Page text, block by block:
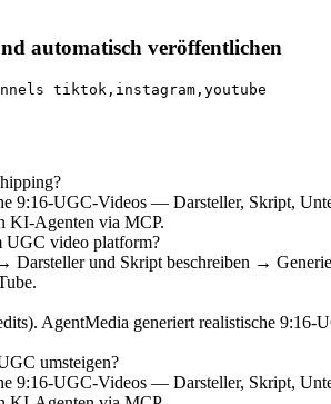
automatisch veröffentlichen
tiktok,instagram,youtube
9:16-UGC-Videos — Darsteller, Skript,
KI-Agenten via MCP.
UGC video platform?
Darsteller und Skript beschreiben →
AgentMedia generiert realistische
umsteigen?
9:16-UGC-Videos — Darsteller, Skript,